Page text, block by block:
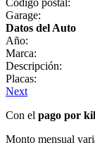
Garage:
Datos del Auto
Año:
Marca:
Descripción:
Placas:
Next
Con el pago por
Monto mensual